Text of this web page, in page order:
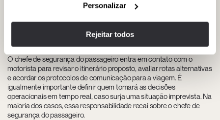
Personalizar
Rejeitar todos
Alguns passageiros viajam com suas próprias equipes de
comboio paralelo. Nessas situações, o motorista não opera de forma
independente, mas como parte de uma estrutura mais complexa.
Como sempre, a coordenação começa muito antes do transporte.
O chefe de segurança do passageiro entra em contato com o
motorista para revisar o itinerário proposto, avaliar rotas alternativas
e acordar os protocolos de comunicação para a viagem. É
igualmente importante definir quem tomará as decisões
operacionais em tempo real, caso surja uma situação imprevista. Na
maioria dos casos, essa responsabilidade recai sobre o chefe de
segurança do passageiro.